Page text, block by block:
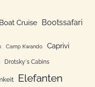
Boat Cruise Bootssafari
Camp Kwando Caprivi
Drotsky´s Cabins
Elefanten